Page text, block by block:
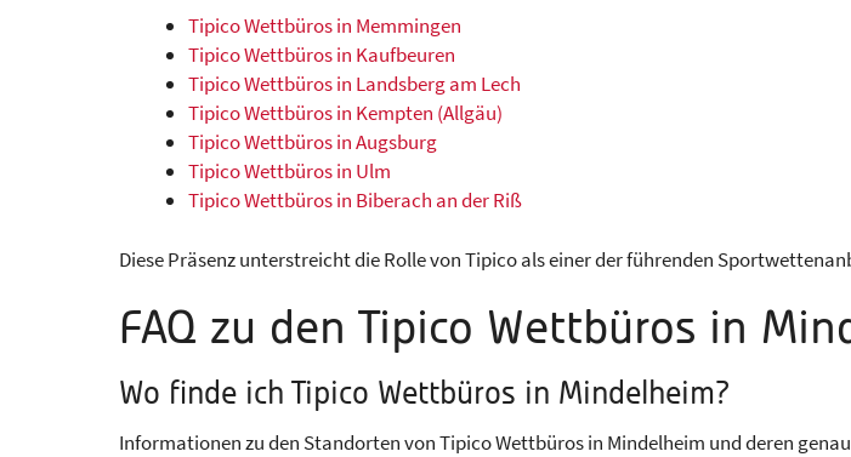
Tipico Wettbüros in Memmingen
Tipico Wettbüros in Kaufbeuren
Tipico Wettbüros in Landsberg am Lech
Tipico Wettbüros in Kempten (Allgäu)
Tipico Wettbüros in Augsburg
Tipico Wettbüros in Ulm
Tipico Wettbüros in Biberach an der Riß
Diese Präsenz unterstreicht die Rolle von Tipico als einer der führenden
FAQ zu den Tipico Wettbüros in
Wo finde ich Tipico Wettbüros in Mindelheim?
Informationen zu den Standorten von Tipico Wettbüros in Mindelheim und deren